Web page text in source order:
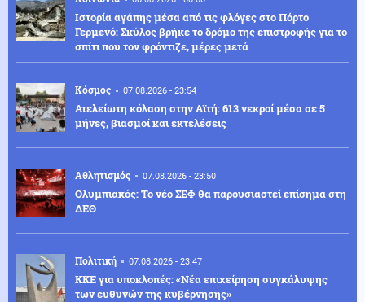
Ιστορία αγάπης μέσα από τις φλόγες στο Πόρτο
Γερμενό: Σκύλος βρήκε το δρόμο της επιστροφής για το
σπίτι που τον φρόντιζε, μέρες μετά
Κόσμος 07.08.2026 - 23:54
Ατελείωτη κόλαση στην Αϊτή: 613 νεκροί μέσα σε 5
μήνες, βιασμοί και εκτελέσεις
Αθλητισμός 07.08.2026 - 23:50
Ολυμπιακός: Το νέο ΣΕΦ θα παρουσιαστεί επίσημα στη
ΔΕΘ
Πολιτική 07.08.2026 - 23:47
ΚΚΕ για υποκλοπές: «Νέα επιχείρηση συγκάλυψης
των ευθυνών της κυβέρνησης»